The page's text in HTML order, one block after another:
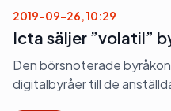
2019-09-26, 10:29
Icta säljer ”volatil”
Den börsnoterade
digitalbyråer till de